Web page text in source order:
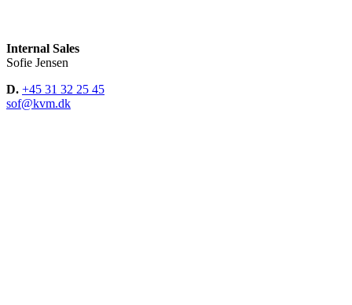
Internal Sales
Sofie Jensen
D. +45 31 32 25 45
sof@kvm.dk